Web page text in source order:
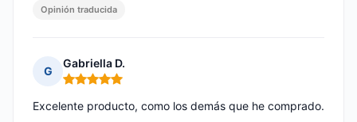
Opinión traducida
G
Gabriella D.
Nota: 5 de 5
Excelente producto, como los demás que he comprado.